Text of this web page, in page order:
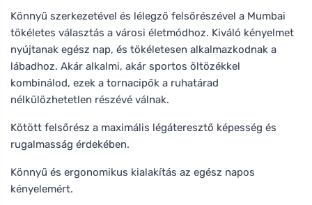
Könnyű szerkezetével és lélegző felsőrészével a Mumbai
tökéletes választás a városi életmódhoz. Kiváló kényelmet
nyújtanak egész nap, és tökéletesen alkalmazkodnak a
lábadhoz. Akár alkalmi, akár sportos öltözékkel
kombinálod, ezek a tornacipők a ruhatárad
nélkülözhetetlen részévé válnak.
Kötött felsőrész a maximális légáteresztő képesség és
rugalmasság érdekében.
Könnyű és ergonomikus kialakítás az egész napos
kényelemért.